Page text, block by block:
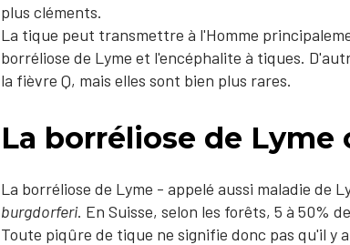
plus cléments.
La tique peut transmettre à l'Homme
borréliose de Lyme et l'encéphalite à tiques.
la fièvre Q, mais elles sont bien plus rares.
La borréliose de Lyme
La borréliose de Lyme - appelé aussi maladie de
burgdorferi. En Suisse, selon les forêts, 5 à 50%
Toute piqûre de tique ne signifie donc pas qu'il y